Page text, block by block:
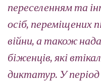
переселенням та
осіб, переміщених
війни, а також
біженців, які
диктатур. У період